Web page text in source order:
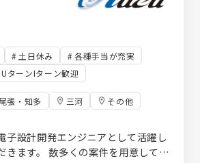
土日休み
各種手当が充実
UターンIターン歓迎
尾張・知多 三河 その他
子設計開発エンジニアとして活躍し
きます。 数多くの案件を用意してい